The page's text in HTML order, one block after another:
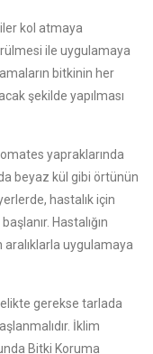
kol atmaya
ile uygulamaya
bitkinin her
şekilde yapılması
yapraklarında
beyaz kül gibi örtünün
hastalık için
Hastalığın
aralıklarla uygulamaya
gerekse tarlada
İklim
Bitki Koruma